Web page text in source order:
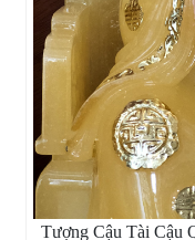
Tượng Cậu Tài Cậu